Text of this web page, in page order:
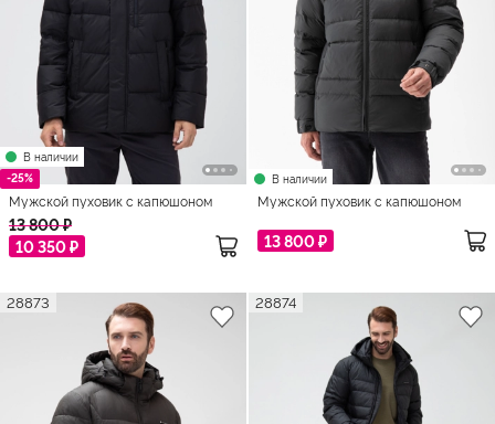
В наличии
-25%
Мужской пуховик с капюшоном
13 800 ₽
10 350 ₽
В наличии
Мужской пуховик с капюшоном
13 800 ₽
28873 28874